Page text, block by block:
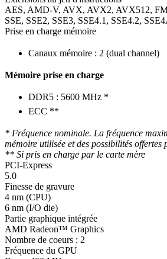
AES, AMD-V, AVX, AVX2, AVX512,
SSE, SSE2, SSE3, SSE4.1, SSE4.2,
Prise en charge mémoire
Canaux mémoire : 2 (dual channel)
Mémoire prise en charge
DDR5 : 5600 MHz *
ECC **
* Fréquence nominale. La fréquence
mémoire utilisée et des possibilités offertes
** Si pris en charge par le carte mère
PCI-Express
5.0
Finesse de gravure
4 nm (CPU)
6 nm (I/O die)
Partie graphique intégrée
AMD Radeon™ Graphics
Nombre de coeurs : 2
Fréquence du GPU